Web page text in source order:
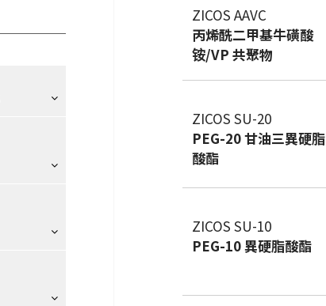
ZICOS AAVC
丙烯酰二甲基牛磺酸
铵/VP 共聚物
ZICOS SU-20
PEG-20 甘油三異硬脂
酸酯
ZICOS SU-10
PEG-10 異硬脂酸酯